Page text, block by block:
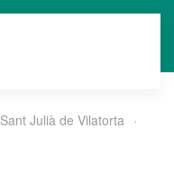
Sant Julià de Vilatorta